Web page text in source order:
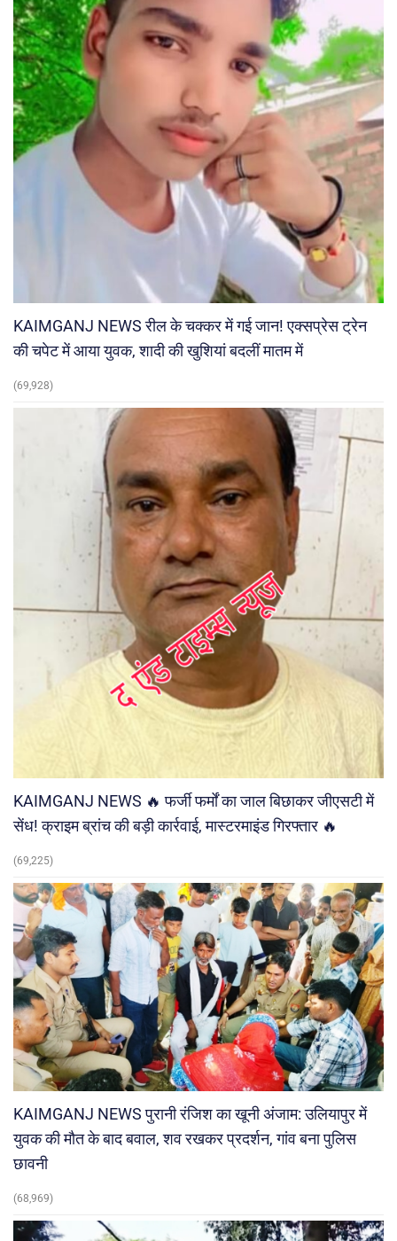
KAIMGANJ NEWS रील के चक्कर में गई जान! एक्सप्रेस ट्रेन
की चपेट में आया युवक, शादी की खुशियां बदलीं मातम में
(69,928)
KAIMGANJ NEWS 🔥 फर्जी फर्मों का जाल बिछाकर जीएसटी में
सेंध! क्राइम ब्रांच की बड़ी कार्रवाई, मास्टरमाइंड गिरफ्तार 🔥
(69,225)
KAIMGANJ NEWS पुरानी रंजिश का खूनी अंजाम: उलियापुर में
युवक की मौत के बाद बवाल, शव रखकर प्रदर्शन, गांव बना पुलिस
छावनी
(68,969)